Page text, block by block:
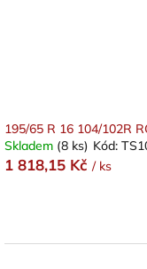
195/65 R 16 104/102R
Skladem (8 ks) Kód:
1 818,15 Kč / ks